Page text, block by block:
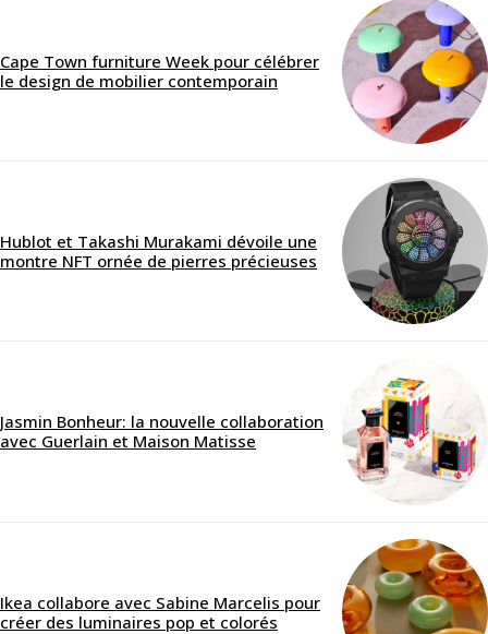
Cape Town furniture Week pour célébrer
le design de mobilier contemporain
Hublot et Takashi Murakami dévoile une
montre NFT ornée de pierres précieuses
Jasmin Bonheur: la nouvelle collaboration
avec Guerlain et Maison Matisse
Ikea collabore avec Sabine Marcelis pour
créer des luminaires pop et colorés